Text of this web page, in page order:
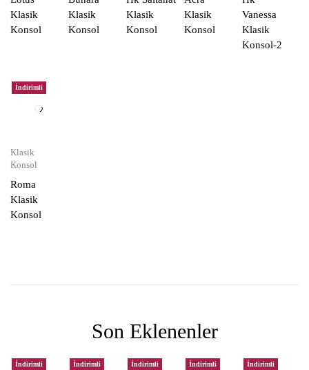
Klasik
Konsol
Klasik
Konsol
Klasik
Konsol
Klasik
Konsol
Vanessa
Klasik
Konsol-2
İndirimli
Klasik
Konsol
Roma
Klasik
Konsol
Son Eklenenler
İndirimli İndirimli İndirimli İndirimli İndirimli